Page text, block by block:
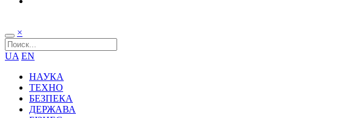
×
UA EN
НАУКА
ТЕХНО
БЕЗПЕКА
ДЕРЖАВА